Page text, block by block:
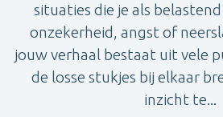
situaties die je als
onzekerheid, angst of
jouw verhaal bestaat uit vele
de losse stukjes bij elkaar
inzicht te...